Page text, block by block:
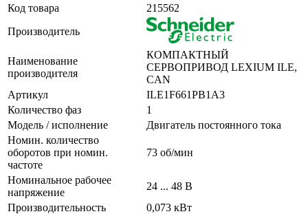
Код товара
215562
Производитель
Наименование
производителя
КОМПАКТНЫЙ
СЕРВОПРИВОД LEXIUM ILE,
CAN
Артикул
ILE1F661PB1A3
Количество фаз
1
Модель / исполнение
Двигатель постоянного тока
Номин. количество
оборотов при номин.
частоте
73 об/мин
Номинальное рабочее
напряжение
24 ... 48 В
Производительность
0,073 кВт